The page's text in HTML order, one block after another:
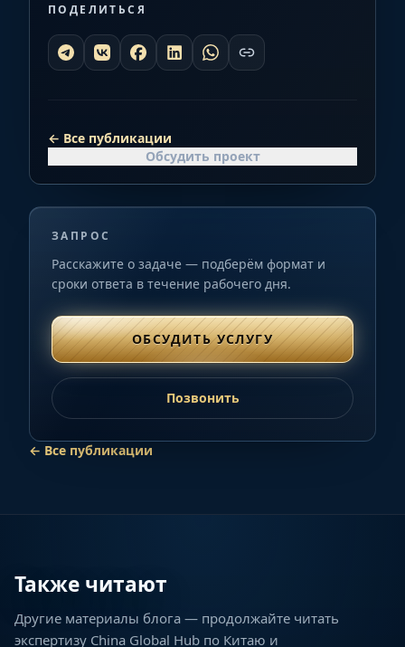
ПОДЕЛИТЬСЯ
← Все публикации
Обсудить проект
ЗАПРОС
Расскажите о задаче — подберём формат и
сроки ответа в течение рабочего дня.
ОБСУДИТЬ УСЛУГУ
Позвонить
← Все публикации
Также читают
Другие материалы блога — продолжайте читать
экспертизу China Global Hub по Китаю и
ТОП-10 мировых производителей